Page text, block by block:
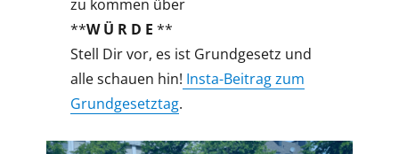
zu kommen über
**W Ü R D E **
Stell Dir vor, es ist Grundgesetz und
alle schauen hin! Insta-Beitrag zum
Grundgesetztag.